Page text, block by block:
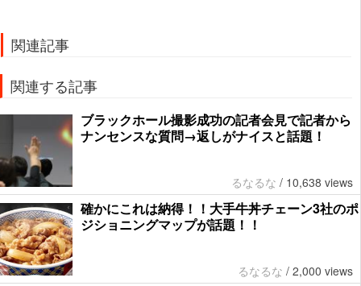
関連記事
関連する記事
ブラックホール撮影成功の記者会見で記者から
ナンセンスな質問→返しがナイスと話題！
るなるな / 10,638 views
確かにこれは納得！！大手牛丼チェーン3社のポ
ジショニングマップが話題！！
るなるな / 2,000 views